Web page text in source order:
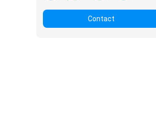
Contact